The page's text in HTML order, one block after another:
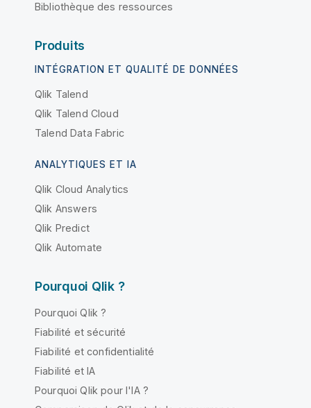
Bibliothèque des ressources
Produits
INTÉGRATION ET QUALITÉ DE DONNÉES
Qlik Talend
Qlik Talend Cloud
Talend Data Fabric
ANALYTIQUES ET IA
Qlik Cloud Analytics
Qlik Answers
Qlik Predict
Qlik Automate
Pourquoi Qlik ?
Pourquoi Qlik ?
Fiabilité et sécurité
Fiabilité et confidentialité
Fiabilité et IA
Pourquoi Qlik pour l'IA ?